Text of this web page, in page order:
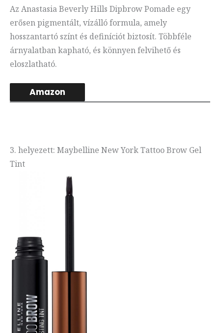
Az Anastasia Beverly Hills Dipbrow Pomade egy
erősen pigmentált, vízálló formula, amely
hosszantartó színt és definíciót biztosít. Többféle
árnyalatban kapható, és könnyen felvihető és
eloszlatható.
Amazon
3. helyezett: Maybelline New York Tattoo Brow Gel
Tint